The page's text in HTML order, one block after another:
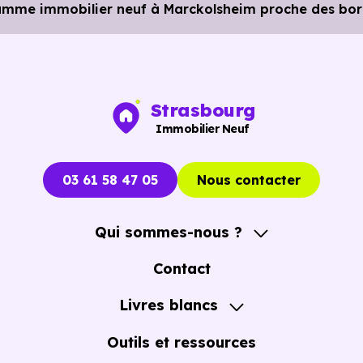
immobilier neuf à Marckolsheim proche des
Strasbourg
Immobilier Neuf
03 61 58 47 05 Nous contacter
Qui sommes-nous ?
A propos
Contact
Livres blancs
Guide de l'Achat immobilier neuf en VEFA
Outils et ressources